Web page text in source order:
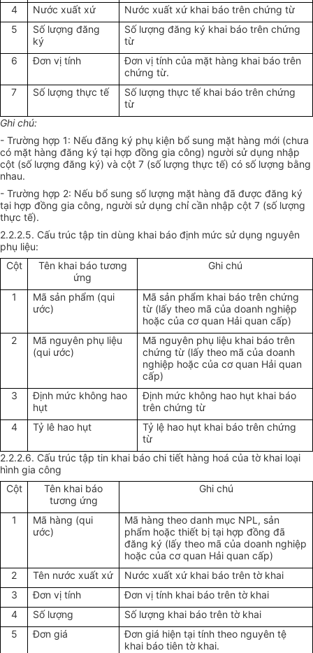
4
Nước xuất xứ
Nước xuất xứ khai báo trên chứng từ
5
Số lượng đăng
ký
Số lượng đăng ký khai báo trên chứng
từ
6
Đơn vị tính
Đơn vị tính của mặt hàng khai báo trên
chứng từ.
7
Số lượng thực tế
Số lượng thực tế khai báo trên chứng
từ
Ghi chú:
- Trường hợp 1: Nếu đăng ký phụ kiện bổ sung mặt hàng mới (chưa
có mặt hàng đăng ký tại hợp đồng gia công) người sử dụng nhập
cột (số lượng đăng ký) và cột 7 (số lượng thực tế) có số lượng bằng
nhau.
- Trường hợp 2: Nếu bổ sung số lượng mặt hàng đã được đăng ký
tại hợp đồng gia công, người sử dụng chỉ cần nhập cột 7 (số lượng
thực tế).
2.2.2.5. Cấu trúc tập tin dùng khai báo định mức sử dụng nguyên
phụ liệu:
Cột
Tên khai báo tương
ứng
Ghi chú
1
Mã sản phẩm (qui
ước)
Mã sản phẩm khai báo trên chứng
từ (lấy theo mã của doanh nghiệp
hoặc của cơ quan Hải quan cấp)
2
Mã nguyên phụ liệu
(qui ước)
Mã nguyên phụ liệu khai báo trên
chứng từ (lấy theo mã của doanh
nghiệp hoặc của cơ quan Hải quan
cấp)
3
Định mức không hao
hụt
Định mức không hao hụt khai báo
trên chứng từ
4
Tỷ lê hao hụt
Tỷ lệ hao hụt khai báo trên chứng
từ
2.2.2.6. Cấu trúc tập tin khai báo chi tiết hàng hoá của tờ khai loại
hình gia công
Cột
Tên khai báo
tương ứng
Ghi chú
1
Mã hàng (qui
ước)
Mã hàng theo danh mục NPL, sản
phẩm hoặc thiết bị tại hợp đồng đã
đăng ký (lấy theo mã của doanh nghiệp
hoặc của cơ quan Hải quan cấp)
2
Tên nước xuất xứ
Nước xuất xứ khai báo trên tờ khai
3
Đơn vị tính
Đơn vị tính khai báo trên tờ khai
4
Số lượng
Số lượng khai báo trên tờ khai
5
Đơn giá
Đơn giá hiện tại tính theo nguyên tệ
khai báo tiên tờ khai.